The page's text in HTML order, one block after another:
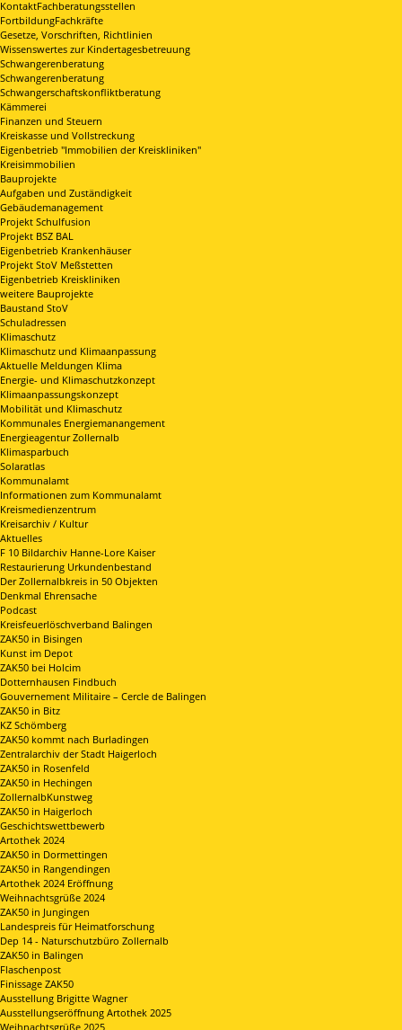
KontaktFachberatungsstellen
FortbildungFachkräfte
Gesetze, Vorschriften, Richtlinien
Wissenswertes zur Kindertagesbetreuung
Schwangerenberatung
Schwangerenberatung
Schwangerschaftskonfliktberatung
Kämmerei
Finanzen und Steuern
Kreiskasse und Vollstreckung
Eigenbetrieb "Immobilien der Kreiskliniken"
Kreisimmobilien
Bauprojekte
Aufgaben und Zuständigkeit
Gebäudemanagement
Projekt Schulfusion
Projekt BSZ BAL
Eigenbetrieb Krankenhäuser
Projekt StoV Meßstetten
Eigenbetrieb Kreiskliniken
weitere Bauprojekte
Baustand StoV
Schuladressen
Klimaschutz
Klimaschutz und Klimaanpassung
Aktuelle Meldungen Klima
Energie- und Klimaschutzkonzept
Klimaanpassungskonzept
Mobilität und Klimaschutz
Kommunales Energiemanangement
Energieagentur Zollernalb
Klimasparbuch
Solaratlas
Kommunalamt
Informationen zum Kommunalamt
Kreismedienzentrum
Kreisarchiv / Kultur
Aktuelles
F 10 Bildarchiv Hanne-Lore Kaiser
Restaurierung Urkundenbestand
Der Zollernalbkreis in 50 Objekten
Denkmal Ehrensache
Podcast
Kreisfeuerlöschverband Balingen
ZAK50 in Bisingen
Kunst im Depot
ZAK50 bei Holcim
Dotternhausen Findbuch
Gouvernement Militaire – Cercle de Balingen
ZAK50 in Bitz
KZ Schömberg
ZAK50 kommt nach Burladingen
Zentralarchiv der Stadt Haigerloch
ZAK50 in Rosenfeld
ZAK50 in Hechingen
ZollernalbKunstweg
ZAK50 in Haigerloch
Geschichtswettbewerb
Artothek 2024
ZAK50 in Dormettingen
ZAK50 in Rangendingen
Artothek 2024 Eröffnung
Weihnachtsgrüße 2024
ZAK50 in Jungingen
Landespreis für Heimatforschung
Dep 14 - Naturschutzbüro Zollernalb
ZAK50 in Balingen
Flaschenpost
Finissage ZAK50
Ausstellung Brigitte Wagner
Ausstellungseröffnung Artothek 2025
Weihnachtsgrüße 2025